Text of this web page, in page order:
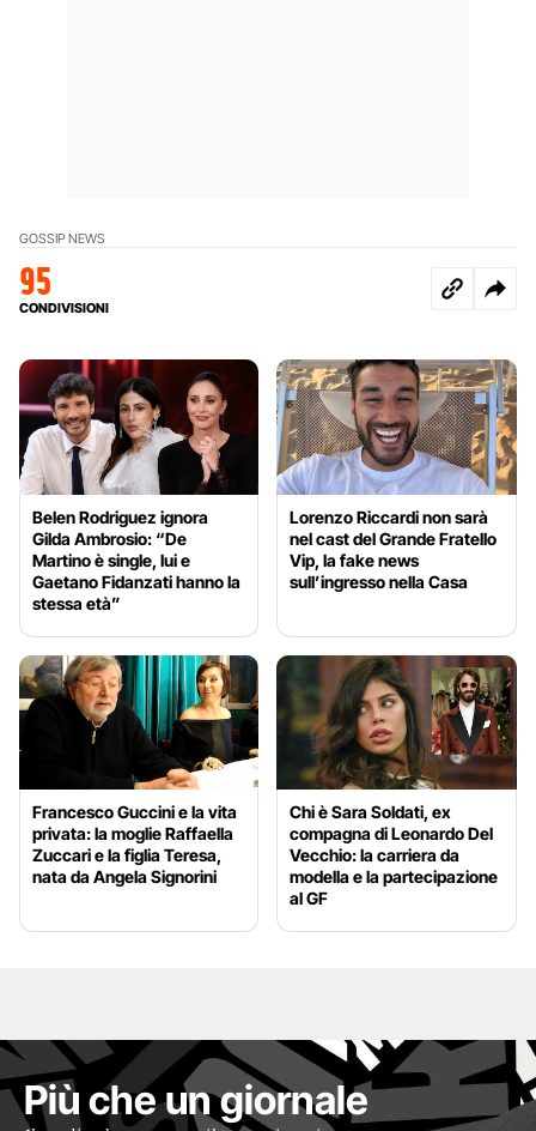
GOSSIP NEWS
95
CONDIVISIONI
Belen Rodriguez ignora
Gilda Ambrosio: “De
Martino è single, lui e
Gaetano Fidanzati hanno la
stessa età”
Lorenzo Riccardi non sarà
nel cast del Grande Fratello
Vip, la fake news
sull’ingresso nella Casa
Francesco Guccini e la vita
privata: la moglie Raffaella
Zuccari e la figlia Teresa,
nata da Angela Signorini
Chi è Sara Soldati, ex
compagna di Leonardo Del
Vecchio: la carriera da
modella e la partecipazione
al GF
Più che un giornale